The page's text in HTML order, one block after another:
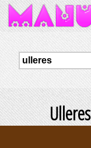
Ulleres